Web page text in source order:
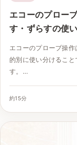
エコーのプロー
す・ずらすの使
エコーのプローブ操
的別に使い分けるこ
す。…
約15分